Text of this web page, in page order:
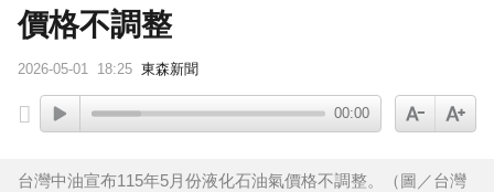
價格不調整
2026-05-01 18:25 東森新聞
00:00
台灣中油宣布115年5月份液化石油氣價格不調整。（圖／台灣